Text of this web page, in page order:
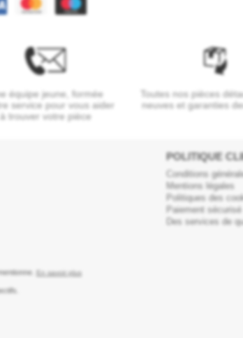
équipe jeune, formée
service pour vous aider
à trouver votre pièce
Toutes nos pièces
neuves et garanties
POLITIQUE
Conditions
Mentions légales
Politiques des
Paiement sécurisé
Des services de
En savoir plus